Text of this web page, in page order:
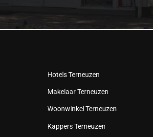
Hotels Terneuzen
Makelaar Terneuzen
Woonwinkel Terneuzen
Kappers Terneuzen